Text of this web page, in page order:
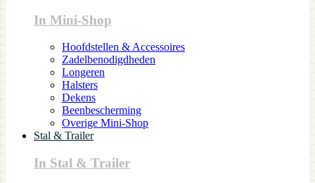
In Mini-Shop
Hoofdstellen & Accessoires
Zadelbenodigdheden
Longeren
Halsters
Dekens
Beenbescherming
Overige Mini-Shop
Stal & Trailer
In Stal & Trailer